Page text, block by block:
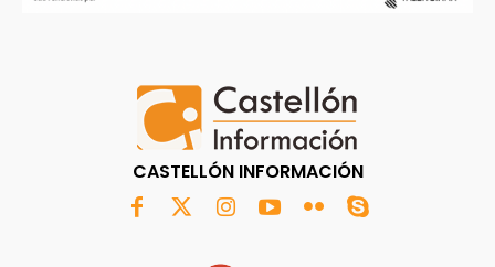
CASTELLÓN INFORMACIÓN